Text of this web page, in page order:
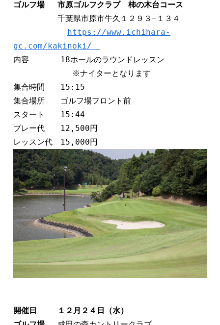
ゴルフ場　 市原ゴルフクラブ　柿の木台コース
千葉県市原市牛久１２９３−１３４
https://www.ichihara-
gc.com/kakinoki/
内容　　　　18ホールのラウンドレッスン
            ※ナイターとなります
集合時間　　15:15
集合場所　　ゴルフ場フロント前
スタート　　15:44
プレー代　　12,500円
レッスン代　15,000円
開催日　　 １２月２４日（水）